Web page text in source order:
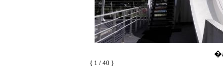
{ 1 / 40 }